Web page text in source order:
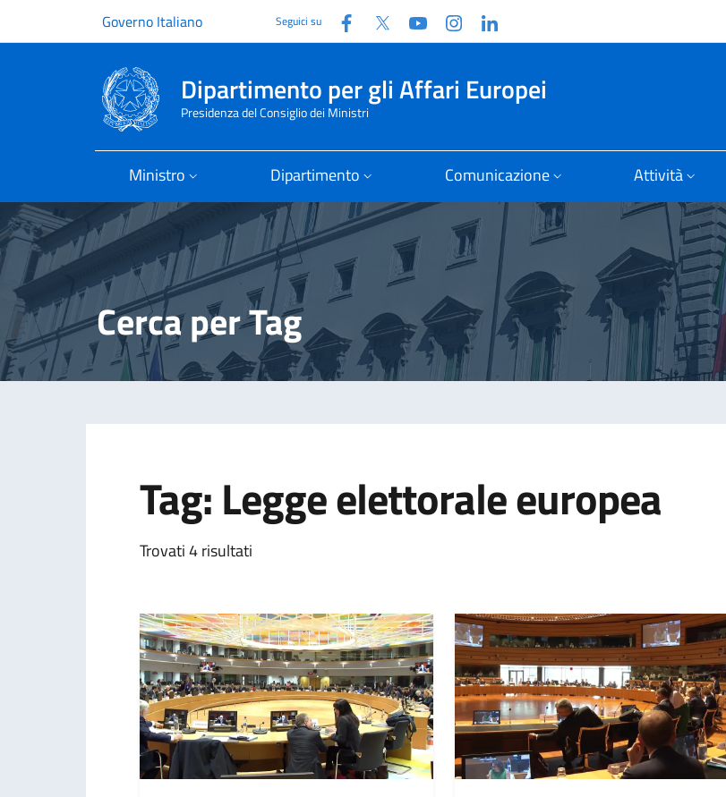
Governo Italiano Seguici su Facebook
Twitter YouTubeInstagram
Dipartimento per gli Affari Europei
Presidenza del Consiglio dei Ministri
Ministro Dipartimento Comunicazione Attività
Cerca per Tag
Tag: Legge elettorale europea
Trovati 4 risultati